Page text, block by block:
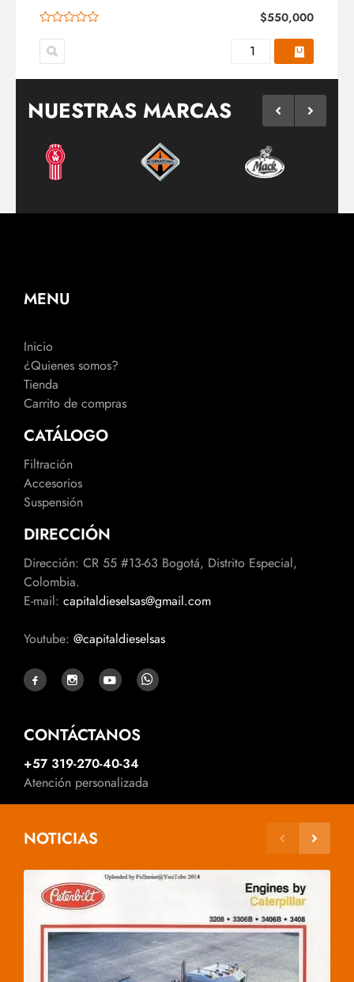
$550,000
NUESTRAS MARCAS
MENU
Inicio
¿Quienes somos?
Tienda
Carrito de compras
CATÁLOGO
Filtración
Accesorios
Suspensión
DIRECCIÓN
Dirección: CR 55 #13-63 Bogotá, Distrito Especial,
Colombia.
E-mail: capitaldieselsas@gmail.com
Youtube: @capitaldieselsas
CONTÁCTANOS
+57 319-270-40-34
Atención personalizada
NOTICIAS